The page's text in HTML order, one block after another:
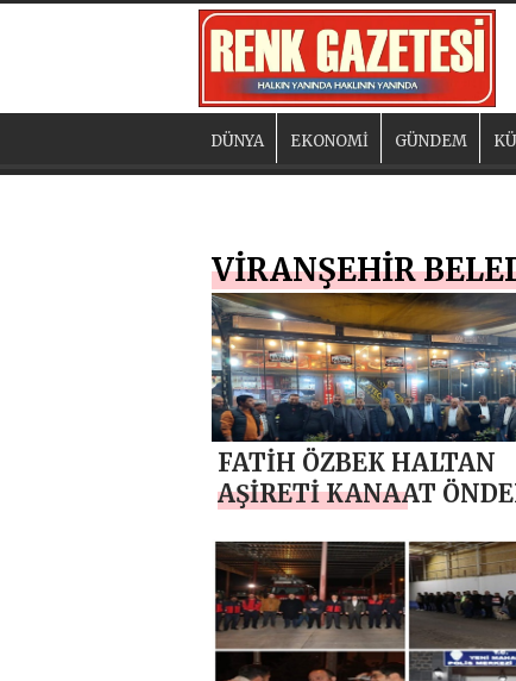
DÜNYA EKONOMİ GÜNDEM
VİRANŞEHİR
FATİH ÖZBEK HALTAN
AŞİRETİ KANAAT
ARAYA GELDİ